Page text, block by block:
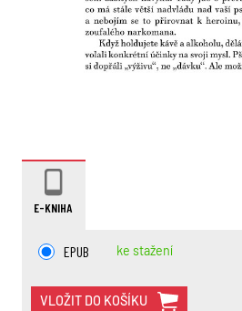
E-KNIHA
EPUB ke stažení
VLOŽIT DO KOŠÍKU